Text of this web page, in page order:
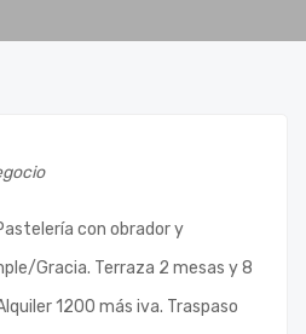
con obrador y
Gracia. Terraza 2 mesas y 8
1200 más iva. Traspaso